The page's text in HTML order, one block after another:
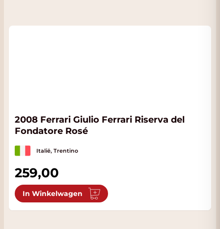
2008 Ferrari Giulio Ferrari Riserva del
Fondatore Rosé
Italië, Trentino
259,00
In Winkelwagen